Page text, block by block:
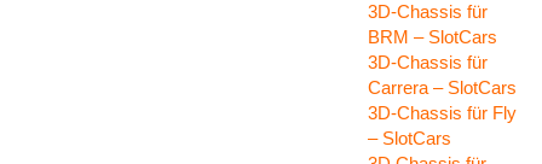
3D-Chassis für
BRM – SlotCars
3D-Chassis für
Carrera – SlotCars
3D-Chassis für Fly
– SlotCars